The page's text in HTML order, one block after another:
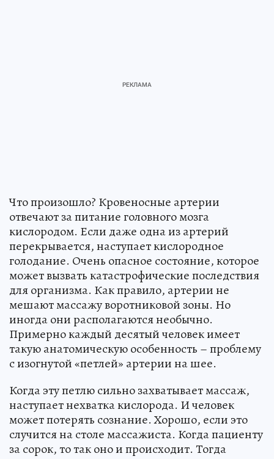
Что произошло? Кровеносные артерии
отвечают за питание головного мозга
кислородом. Если даже одна из артерий
перекрывается, наступает кислородное
голодание. Очень опасное состояние, которое
может вызвать катастрофические последствия
для организма. Как правило, артерии не
мешают массажу воротниковой зоны. Но
иногда они располагаются необычно.
Примерно каждый десятый человек имеет
такую анатомическую особенность – проблему
с изогнутой «петлей» артерии на шее.
Когда эту петлю сильно захватывает массаж,
наступает нехватка кислорода. И человек
может потерять сознание. Хорошо, если это
случится на столе массажиста. Когда пациенту
за сорок, то так оно и происходит. Тогда